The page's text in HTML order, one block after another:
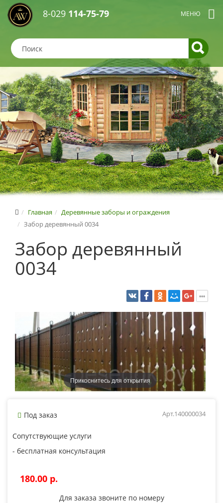
8-029 114-75-79
Главная
Деревянные заборы и ограждения
Забор деревянный 0034
Забор деревянный
0034
Прикоснитесь для открытия
Под заказ Арт.140000034
Сопутствующие услуги
- бесплатная консультация
180.00 p.
Для заказа звоните по номеру